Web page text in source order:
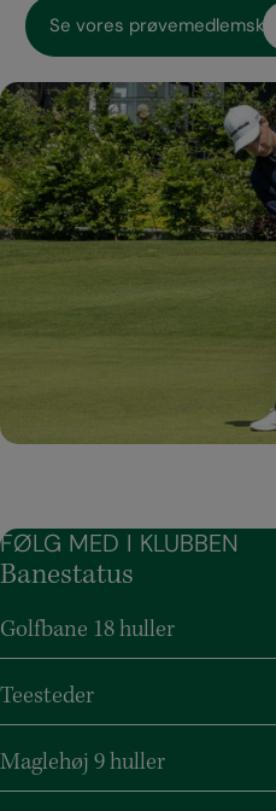
Se vores prøvemedlemskab
FØLG MED I KLUBBEN
Banestatus
Golfbane 18 huller
Teesteder
Maglehøj 9 huller